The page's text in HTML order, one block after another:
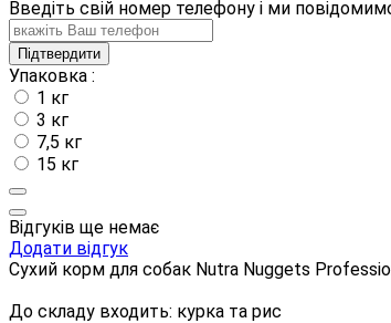
Введіть свій номер телефону і ми
Підтвердити
Упаковка :
1 кг
3 кг
7,5 кг
15 кг
Відгуків ще немає
Додати відгук
Сухий корм для собак Nutra Nuggets
До складу входить: курка та рис